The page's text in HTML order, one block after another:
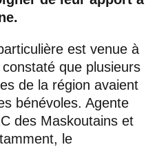
est venue à
que plusieurs
de la région avaient
bénévoles. Agente
des Maskoutains et
le